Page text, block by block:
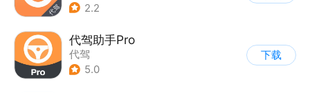
2.2
代驾助手Pro
代驾
5.0
下载